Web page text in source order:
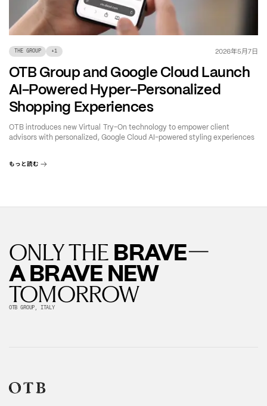
THE GROUP +1 2026年5月7日
OTB Group and Google Cloud Launch
AI-Powered Hyper-Personalized
Shopping Experiences
OTB introduces new Virtual Try-On technology to empower client
advisors with personalized, Google Cloud AI-powered styling experiences
もっと読む
ONLY THE BRAVE—
A BRAVE NEW
TOMORROW
OTB GROUP, ITALY